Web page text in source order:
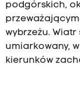
podgórskich,
wybrzeżu. Wiatr
umiarkowany,
kierunków